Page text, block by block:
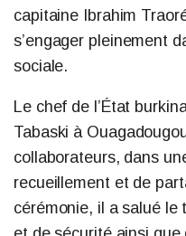
capitaine Ibrahim
s’engager pleinement
sociale.
Le chef de l’État
Tabaski à
collaborateurs, dans
recueillement et de
cérémonie, il a salué